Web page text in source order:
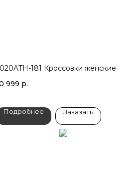
181 Кроссовки женские
999 р.
Подробнее Заказать